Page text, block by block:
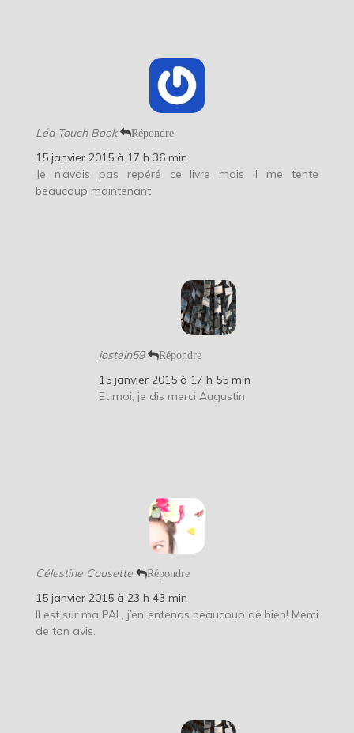
Léa Touch Book Répondre
15 janvier 2015 à 17 h 36 min
Je n’avais pas repéré ce livre mais il me tente
beaucoup maintenant
jostein59 Répondre
15 janvier 2015 à 17 h 55 min
Et moi, je dis merci Augustin
Célestine Causette Répondre
15 janvier 2015 à 23 h 43 min
Il est sur ma PAL, j’en entends beaucoup de bien! Merci
de ton avis.